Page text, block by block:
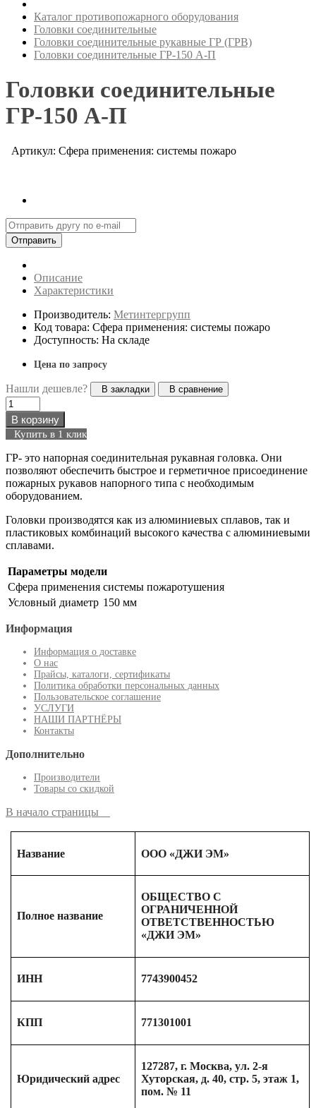
Каталог противопожарного оборудования
Головки соединительные
Головки соединительные рукавные ГР (ГРВ)
Головки соединительные ГР-150 А-П
Головки соединительные
ГР-150 А-П
Артикул: Сфера применения: системы пожаро
Отправить
Описание
Характеристики
Производитель: Метинтергрупп
Код товара: Сфера применения: системы пожаро
Доступность: На складе
Цена по запросу
Нашли дешевле? В закладки В сравнение
В корзину
Купить в 1 клик
ГР- это напорная соединительная рукавная головка. Они
позволяют обеспечить быстрое и герметичное присоединение
пожарных рукавов напорного типа с необходимым
оборудованием.
Головки производятся как из алюминиевых сплавов, так и
пластиковых комбинаций высокого качества с алюминиевыми
сплавами.
Параметры модели
Сфера применения системы пожаротушения
Условный диаметр 150 мм
Информация
Информация о доставке
О нас
Прайсы, каталоги, сертификаты
Политика обработки персональных данных
Пользовательское соглашение
УСЛУГИ
НАШИ ПАРТНЁРЫ
Контакты
Дополнительно
Производители
Товары со скидкой
В начало страницы
Название ООО «ДЖИ ЭМ»
Полное название
ОБЩЕСТВО С
ОГРАНИЧЕННОЙ
ОТВЕТСТВЕННОСТЬЮ
«ДЖИ ЭМ»
ИНН 7743900452
КПП 771301001
Юридический адрес
127287, г. Москва, ул. 2-я
Хуторская, д. 40, стр. 5, этаж 1,
пом. № 11